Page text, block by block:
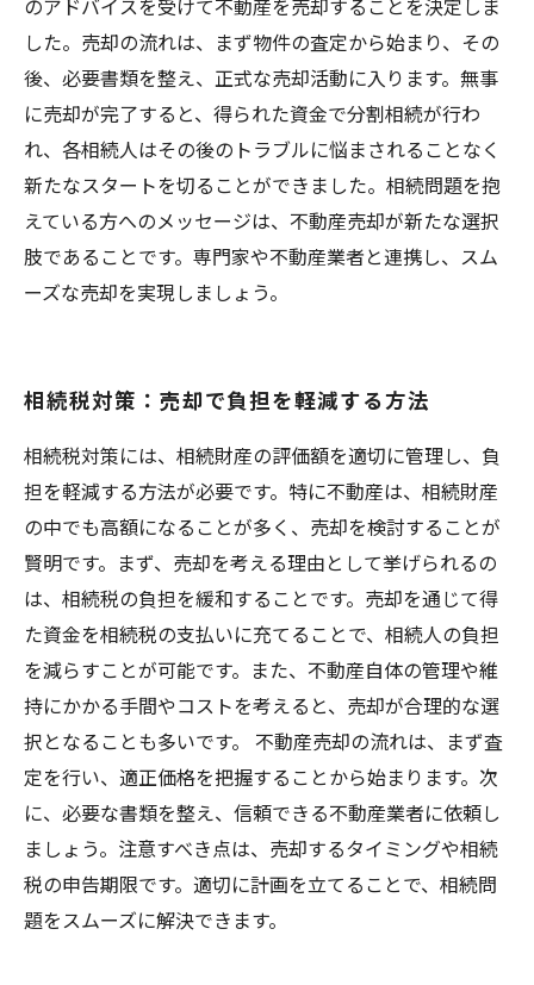
のアドバイスを受けて不動産を売却することを決定しま
した。売却の流れは、まず物件の査定から始まり、その
後、必要書類を整え、正式な売却活動に入ります。無事
に売却が完了すると、得られた資金で分割相続が行わ
れ、各相続人はその後のトラブルに悩まされることなく
新たなスタートを切ることができました。相続問題を抱
えている方へのメッセージは、不動産売却が新たな選択
肢であることです。専門家や不動産業者と連携し、スム
ーズな売却を実現しましょう。
相続税対策：売却で負担を軽減する方法
相続税対策には、相続財産の評価額を適切に管理し、負
担を軽減する方法が必要です。特に不動産は、相続財産
の中でも高額になることが多く、売却を検討することが
賢明です。まず、売却を考える理由として挙げられるの
は、相続税の負担を緩和することです。売却を通じて得
た資金を相続税の支払いに充てることで、相続人の負担
を減らすことが可能です。また、不動産自体の管理や維
持にかかる手間やコストを考えると、売却が合理的な選
択となることも多いです。 不動産売却の流れは、まず査
定を行い、適正価格を把握することから始まります。次
に、必要な書類を整え、信頼できる不動産業者に依頼し
ましょう。注意すべき点は、売却するタイミングや相続
税の申告期限です。適切に計画を立てることで、相続問
題をスムーズに解決できます。